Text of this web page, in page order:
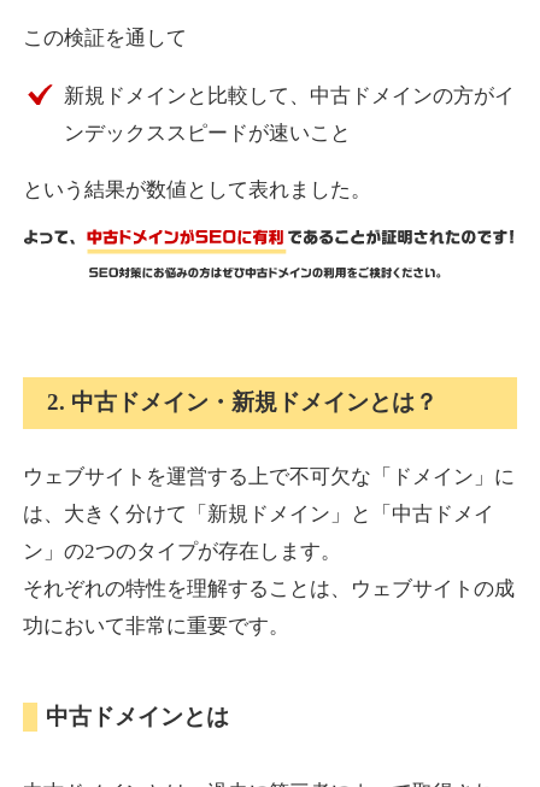
詳細を見る
DA38 外部リンク数
10,800円 入札 0件
詳細を見る
fukuoka-marathon.com
torigirl-movie.com
ジャンルその他
DA38 外部リンク数 383 ドメイン年齢10年
10,800円 入札 0件
この検証を通して
新規ドメインと比較して、中古ドメインの方がイ
ンデックススピードが速いこと
という結果が数値として表れました。
2. 中古ドメイン・新規ドメインとは？
ウェブサイトを運営する上で不可欠な「ドメイン」に
は、大きく分けて「新規ドメイン」と「中古ドメイ
ン」の2つのタイプが存在します。
それぞれの特性を理解することは、ウェブサイトの成
功において非常に重要です。
中古ドメインとは